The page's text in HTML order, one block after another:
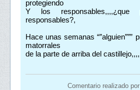
protegiendo
Y los
responsables?,
Hace unas semanas “”alguien”””
matorrales
de la parte de arriba del
Comentario realizado